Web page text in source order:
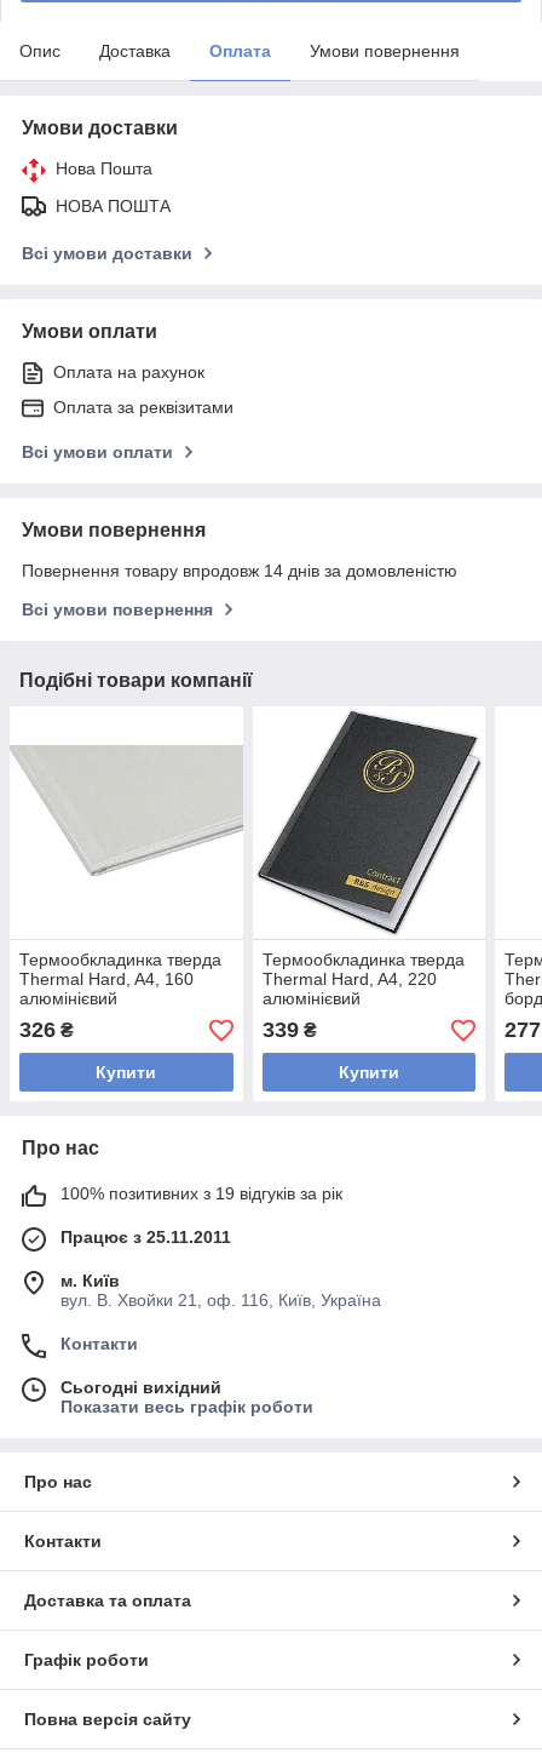
Опис Доставка Оплата Умови повернення
Умови доставки
Нова Пошта
НОВА ПОШТА
Всі умови доставки
Умови оплати
Оплата на рахунок
Оплата за реквізитами
Всі умови оплати
Умови повернення
Повернення товару впродовж 14 днів за домовленістю
Всі умови повернення
Подібні товари компанії
Термообкладинка тверда
Thermal Hard, A4, 160
алюмінієвий
326 ₴
Купити
Термообкладинка тверда
Thermal Hard, A4, 220
алюмінієвий
339₴
Купити
277
Про нас
100% позитивних з 19 відгуків за рік
Працює з 25.11.2011
м. Київ
вул. В. Хвойки 21, оф. 116, Київ, Україна
Контакти
Сьогодні вихідний
Показати весь графік роботи
Про нас
Контакти
Доставка та оплата
Графік роботи
Повна версія сайту